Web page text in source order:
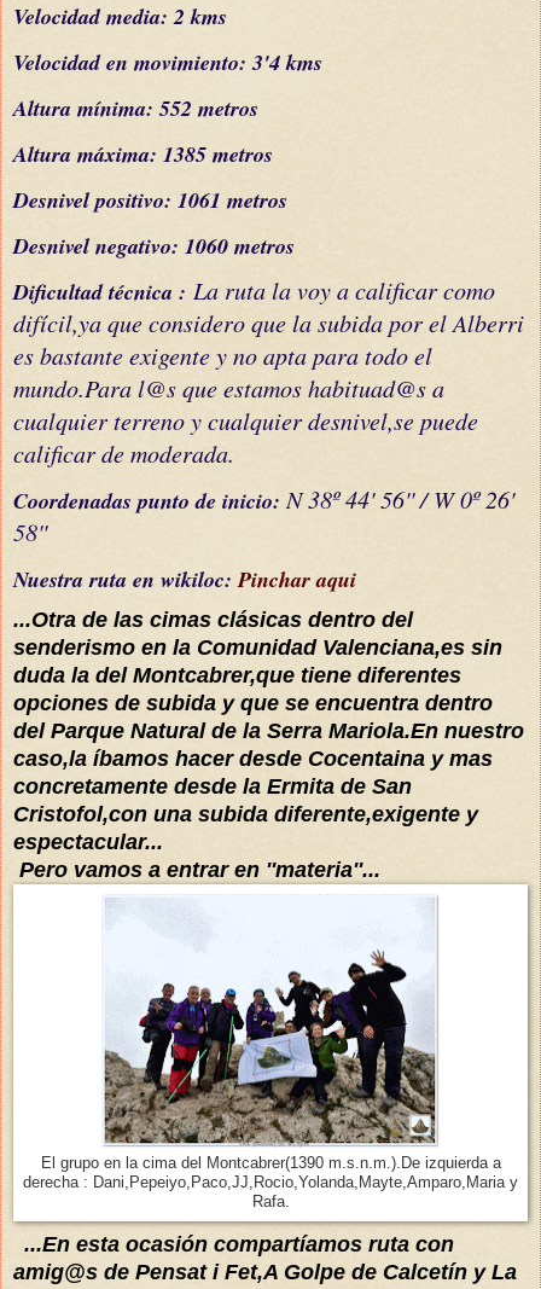
Velocidad media: 2 kms
Velocidad en movimiento: 3'4 kms
Altura mínima: 552 metros
Altura máxima: 1385 metros
Desnivel positivo: 1061 metros
Desnivel negativo: 1060 metros
Dificultadtécnica : La ruta la voy a calificar como
difícil,ya que considero que la subida por el Alberri
es bastante exigente y no apta para todo el
mundo.Para l@s que estamos habituad@s a
cualquier terreno y cualquier desnivel,se puede
calificar de moderada.
Coordenadas punto de inicio:N 38º 44' 56'' / W 0º 26'
58''
Nuestra ruta en wikiloc:Pinchar aqui
...Otra de las cimas clásicas dentro del
senderismo en la Comunidad Valenciana,es sin
duda la del Montcabrer,que tiene diferentes
opciones de subida y que se encuentra dentro
del Parque Natural de la Serra Mariola.En nuestro
caso,la íbamos hacer desde Cocentaina y mas
concretamente desde la Ermita de San
Cristofol,con una subida diferente,exigente y
espectacular...
Pero vamos a entrar en ''materia''...
El grupo en la cima del Montcabrer(1390 m.s.n.m.).De izquierda a
derecha : Dani,Pepeiyo,Paco,JJ,Rocio,Yolanda,Mayte,Amparo,Maria y
Rafa.
...En esta ocasión compartíamos ruta con
amig@s de Pensat i Fet,A Golpe de Calcetín y La